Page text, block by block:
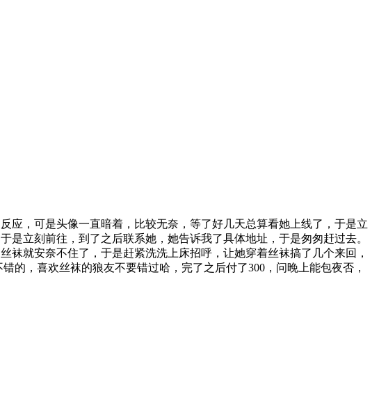
应，可是头像一直暗着，比较无奈，等了好几天总算看她上线了，于是立
立刻前往，到了之后联系她，她告诉我了具体地址，于是匆匆赶过去。
就安奈不住了，于是赶紧洗洗上床招呼，让她穿着丝袜搞了几个来回，
，喜欢丝袜的狼友不要错过哈，完了之后付了300，问晚上能包夜否，